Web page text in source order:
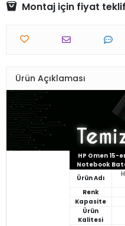
Montaj için fiyat
Ürün Açıklaması
HP Omen 15-
Notebook
Ürün Adı
Renk
Kapasite
Ürün
Kalitesi